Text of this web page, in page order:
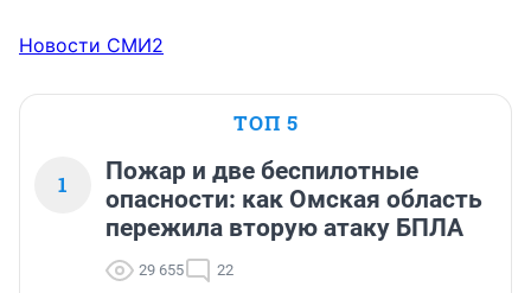
Новости СМИ2
ТОП 5
1
Пожар и две беспилотные
опасности: как Омская область
пережила вторую атаку БПЛА
29 655 22